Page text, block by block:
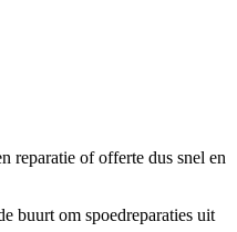
reparatie of offerte dus snel en
buurt om spoedreparaties uit